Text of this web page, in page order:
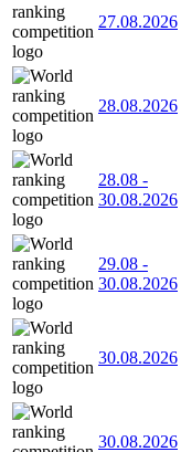
27.08.2026
28.08.2026
28.08 -
30.08.2026
29.08 -
30.08.2026
30.08.2026
30.08.2026